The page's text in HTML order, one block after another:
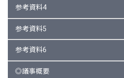
参考資料4
参考資料5
参考資料6
◎議事概要